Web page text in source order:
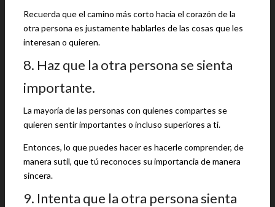
Recuerda que el camino más corto hacia el corazón de la
otra persona es justamente hablarles de las cosas que les
interesan o quieren.
8. Haz que la otra persona se sienta
importante.
La mayoría de las personas con quienes compartes se
quieren sentir importantes o incluso superiores a ti.
Entonces, lo que puedes hacer es hacerle comprender, de
manera sutil, que tú reconoces su importancia de manera
sincera.
9. Intenta que la otra persona sienta